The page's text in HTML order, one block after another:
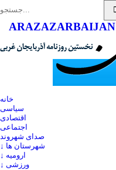
ARAZAZARBAIJAN
خانه
سیاسی
اقتصادی
اجتماعی
صدای شهروند
↓ شهرستان ها
↓ ارومیه
↓ ورزشی